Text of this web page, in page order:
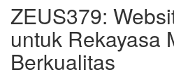
ZEUS379:
untuk Rekayasa
Berkualitas